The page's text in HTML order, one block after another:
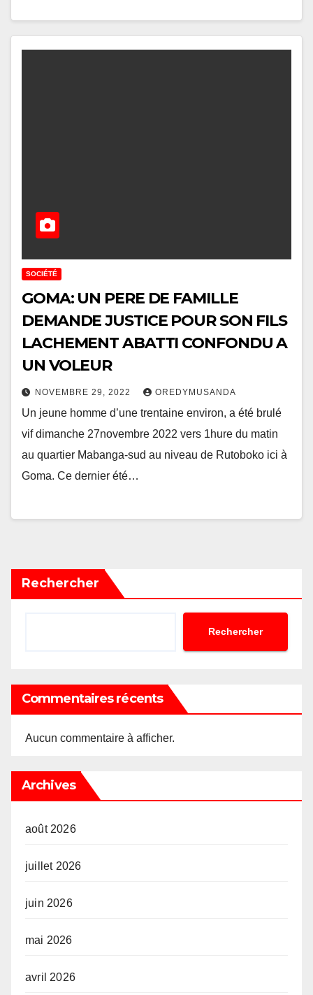
SOCIÉTÉ
GOMA: UN PERE DE FAMILLE
DEMANDE JUSTICE POUR SON FILS
LACHEMENT ABATTI CONFONDU A
UN VOLEUR
NOVEMBRE 29, 2022 OREDYMUSANDA
Un jeune homme d’une trentaine environ, a été brulé
vif dimanche 27novembre 2022 vers 1hure du matin
au quartier Mabanga-sud au niveau de Rutoboko ici à
Goma. Ce dernier été…
Rechercher
Rechercher
Commentaires récents
Aucun commentaire à afficher.
Archives
août 2026
juillet 2026
juin 2026
mai 2026
avril 2026